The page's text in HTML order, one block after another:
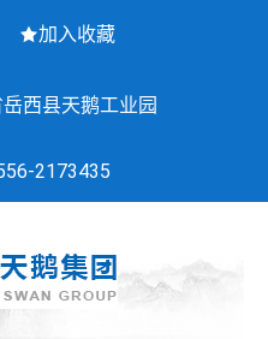
加入收藏
西县天鹅工业园
2173435